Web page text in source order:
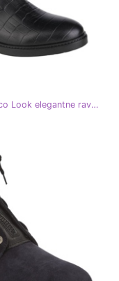
Tommy Hilfiger Croco Look elegantne ravne čizme W FW0FW05348-BDS crna